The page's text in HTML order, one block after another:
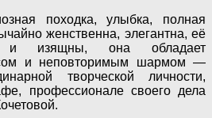
походка, улыбка, полная
женственна, элегантна, её
и изящны, она обладает
и неповторимым шармом —
творческой личности,
профессионале своего дела